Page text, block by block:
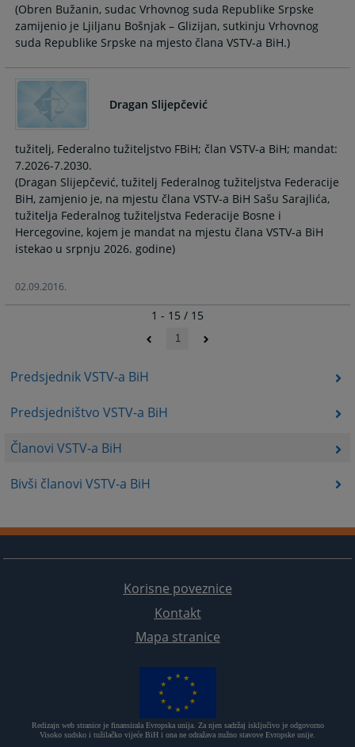
Predsjednik VSTV-a BiH
Predsjedništvo VSTV-a BiH
Članovi VSTV-a BiH
Bivši članovi VSTV-a BiH
(Obren Bužanin, sudac Vrhovnog suda Republike Srpske
zamijenio je Ljiljanu Bošnjak – Glizijan, sutkinju Vrhovnog
suda Republike Srpske na mjesto člana VSTV-a BiH.)
Dragan Slijepčević
tužitelj, Federalno tužiteljstvo FBiH; član VSTV-a BiH; mandat:
7.2026-7.2030.
(Dragan Slijepčević, tužitelj Federalnog tužiteljstva Federacije
BiH, zamjenio je, na mjestu člana VSTV-a BiH Sašu Sarajlića,
tužitelja Federalnog tužiteljstva Federacije Bosne i
Hercegovine, kojem je mandat na mjestu člana VSTV-a BiH
istekao u srpnju 2026. godine)
02.09.2016.
1 - 15 / 15
1
Korisne poveznice
Kontakt
Mapa stranice
Redizajn web stranice je finansirala Evropska unija. Za njen sadržaj isključivo je odgovorno
Visoko sudsko i tužilačko vijeće BiH i ona ne odražava nužno stavove Evropske unije.